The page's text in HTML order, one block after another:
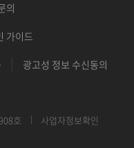
의
가이드
광고성 정보 수신동의
호
사업자정보확인